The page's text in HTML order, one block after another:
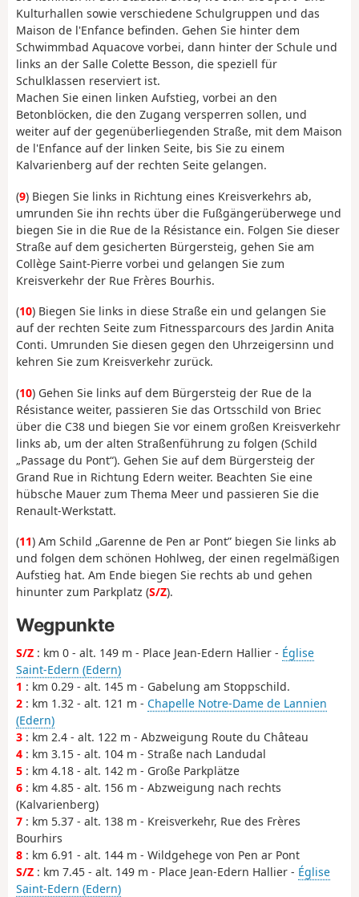
Kulturhallen sowie verschiedene Schulgruppen und das
Maison de l'Enfance befinden. Gehen Sie hinter dem
Schwimmbad Aquacove vorbei, dann hinter der Schule und
links an der Salle Colette Besson, die speziell für
Schulklassen reserviert ist.
Machen Sie einen linken Aufstieg, vorbei an den
Betonblöcken, die den Zugang versperren sollen, und
weiter auf der gegenüberliegenden Straße, mit dem Maison
de l'Enfance auf der linken Seite, bis Sie zu einem
Kalvarienberg auf der rechten Seite gelangen.
(9) Biegen Sie links in Richtung eines Kreisverkehrs ab,
umrunden Sie ihn rechts über die Fußgängerüberwege und
biegen Sie in die Rue de la Résistance ein. Folgen Sie dieser
Straße auf dem gesicherten Bürgersteig, gehen Sie am
Collège Saint-Pierre vorbei und gelangen Sie zum
Kreisverkehr der Rue Frères Bourhis.
(10) Biegen Sie links in diese Straße ein und gelangen Sie
auf der rechten Seite zum Fitnessparcours des Jardin Anita
Conti. Umrunden Sie diesen gegen den Uhrzeigersinn und
kehren Sie zum Kreisverkehr zurück.
(10) Gehen Sie links auf dem Bürgersteig der Rue de la
Résistance weiter, passieren Sie das Ortsschild von Briec
über die C38 und biegen Sie vor einem großen Kreisverkehr
links ab, um der alten Straßenführung zu folgen (Schild
„Passage du Pont“). Gehen Sie auf dem Bürgersteig der
Grand Rue in Richtung Edern weiter. Beachten Sie eine
hübsche Mauer zum Thema Meer und passieren Sie die
Renault-Werkstatt.
(11) Am Schild „Garenne de Pen ar Pont” biegen Sie links ab
und folgen dem schönen Hohlweg, der einen regelmäßigen
Aufstieg hat. Am Ende biegen Sie rechts ab und gehen
hinunter zum Parkplatz (S/Z).
Wegpunkte
S/Z : km 0 - alt. 149 m - Place Jean-Edern Hallier - Église
Saint-Edern (Edern)
1 : km 0.29 - alt. 145 m - Gabelung am Stoppschild.
2 : km 1.32 - alt. 121 m - Chapelle Notre-Dame de Lannien
(Edern)
3 : km 2.4 - alt. 122 m - Abzweigung Route du Château
4 : km 3.15 - alt. 104 m - Straße nach Landudal
5 : km 4.18 - alt. 142 m - Große Parkplätze
6 : km 4.85 - alt. 156 m - Abzweigung nach rechts
(Kalvarienberg)
7 : km 5.37 - alt. 138 m - Kreisverkehr, Rue des Frères
Bourhirs
8 : km 6.91 - alt. 144 m - Wildgehege von Pen ar Pont
S/Z : km 7.45 - alt. 149 m - Place Jean-Edern Hallier - Église
Saint-Edern (Edern)